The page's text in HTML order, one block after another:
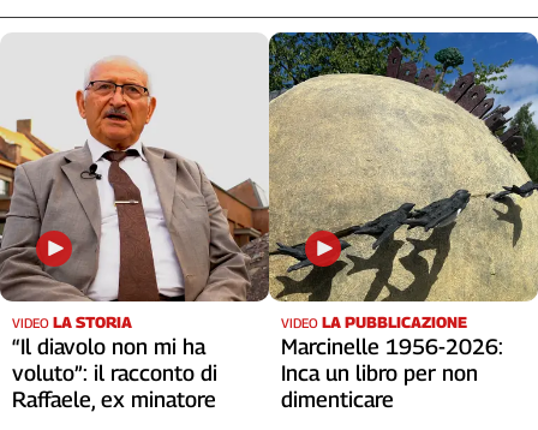
Venezia
Lombardia
Marche
Piemonte
Puglia
Sardegna
Sicilia
Toscana
Trentino
Umbria
VIDEO LA STORIA
“Il diavolo non mi ha
voluto”: il racconto di
Raffaele, ex minatore
VIDEO LA PUBBLICAZIONE
Marcinelle 1956-2026:
Inca un libro per non
dimenticare